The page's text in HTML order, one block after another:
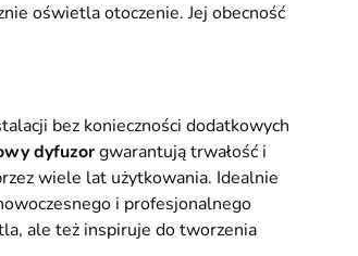
oświetla otoczenie. Jej obecność
bez konieczności dodatkowych
dyfuzorgwarantują trwałość i
wiele lat użytkowania. Idealnie
i profesjonalnego
ale też inspiruje do tworzenia